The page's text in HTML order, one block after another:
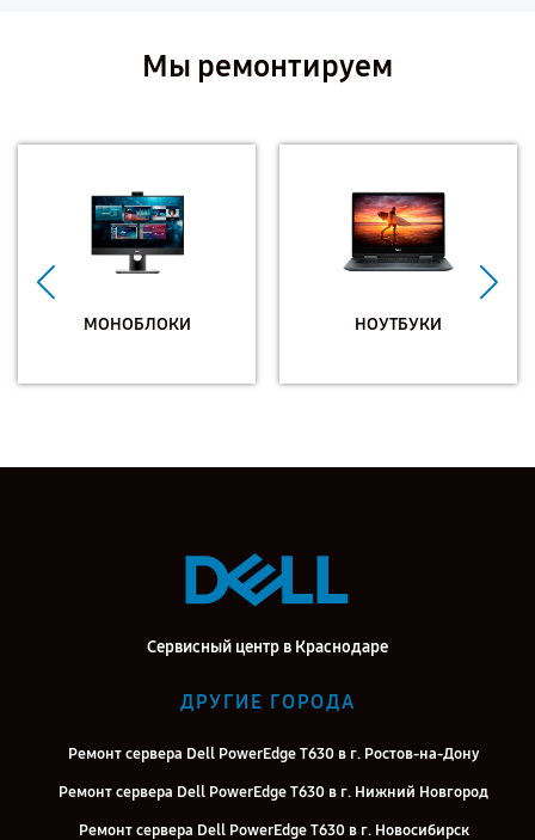
Мы ремонтируем
МОНОБЛОКИ НОУТБУКИ
Сервисный центр в Краснодаре
ДРУГИЕ ГОРОДА
Ремонт сервера Dell PowerEdge T630 в г. Ростов-на-Дону
Ремонт сервера Dell PowerEdge T630 в г. Нижний Новгород
Ремонт сервера Dell PowerEdge T630 в г. Новосибирск